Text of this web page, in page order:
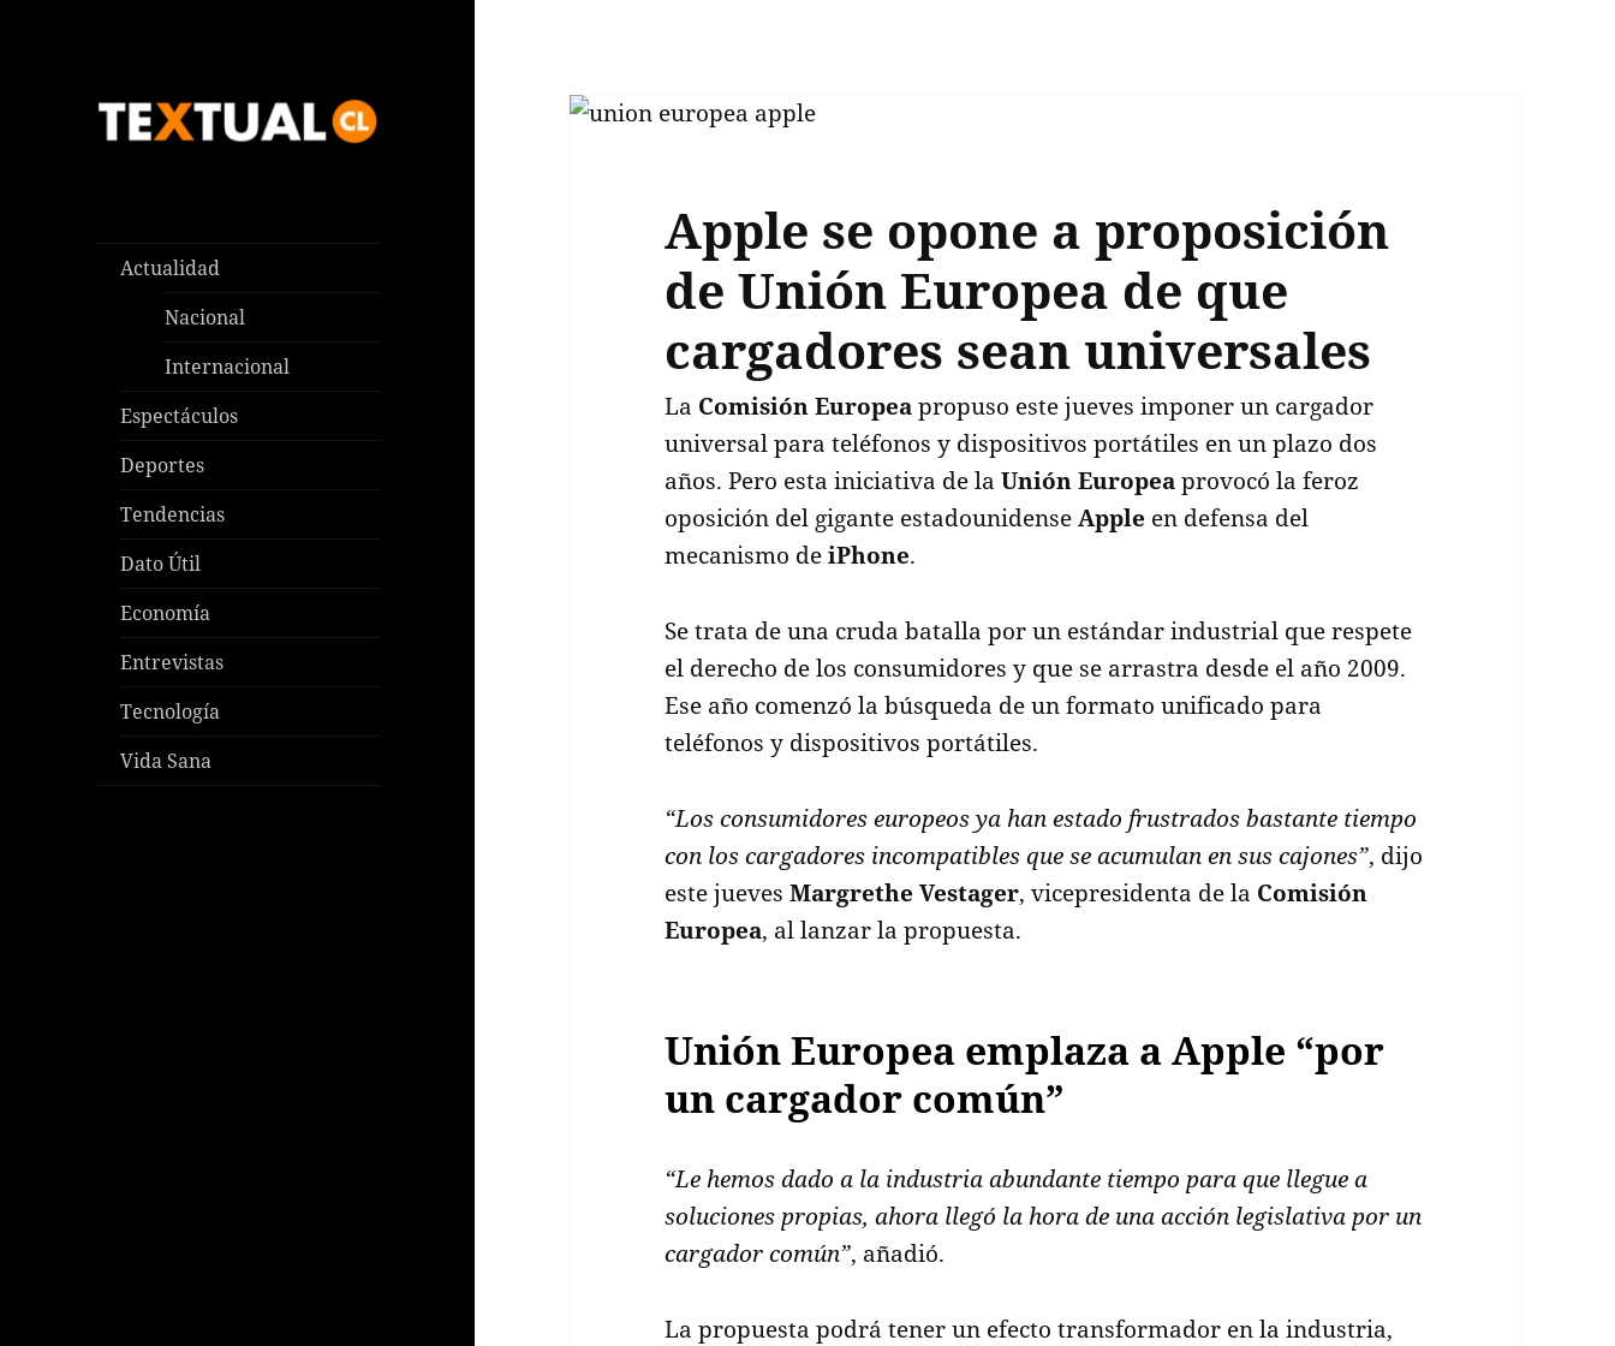
Actualidad
Nacional
Internacional
Espectáculos
Deportes
Tendencias
Dato Útil
Economía
Entrevistas
Tecnología
Vida Sana
Apple se opone a proposición
de Unión Europea de que
cargadores sean universales
La Comisión Europeapropuso este jueves imponer un cargador
universal para teléfonos y dispositivos portátiles en un plazo dos
años. Pero esta iniciativa de laUnión Europeaprovocó la feroz
oposición del gigante estadounidenseApple en defensa del
mecanismo deiPhone.
Se trata de una cruda batalla por un estándar industrial que respete
el derecho de los consumidores y que se arrastra desde el año 2009.
Ese año comenzó la búsqueda de un formato unificado para
teléfonos y dispositivos portátiles.
“Los consumidores europeos ya han estado frustrados bastante tiempo
con los cargadores incompatibles que se acumulan en sus cajones”, dijo
este juevesMargrethe Vestager, vicepresidenta de la Comisión
Europea, al lanzar la propuesta.
Unión Europea emplaza a Apple “por
un cargador común”
“Le hemos dado a la industria abundante tiempo para que llegue a
soluciones propias, ahora llegó la hora de una acción legislativa por un
cargador común”, añadió.
La propuesta podrá tener un efecto transformador en la industria,